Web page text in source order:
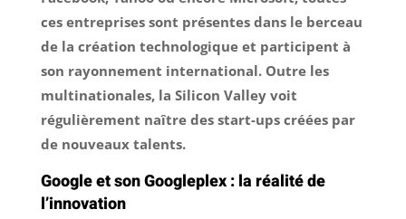
ces entreprises sont présentes dans le berceau
de la création technologique et participent à
son rayonnement international. Outre les
multinationales, la Silicon Valley voit
régulièrement naître des start-ups créées par
de nouveaux talents.
Google et son Googleplex : la réalité de
l’innovation